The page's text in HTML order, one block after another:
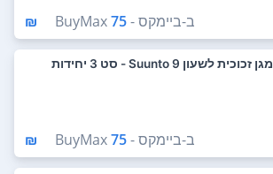
ב-ביימקס - BuyMax75 ₪
מגן זכוכית לשעון Suunto 9 - סט 3 יחידות
ב-ביימקס - BuyMax75 ₪